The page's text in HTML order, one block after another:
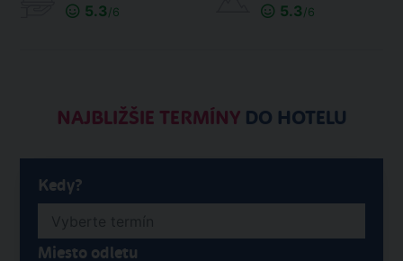
5.3/6 5.3/6
NAJBLIŽŠIE TERMÍNYDO HOTELU
Kedy?
Miesto odletu